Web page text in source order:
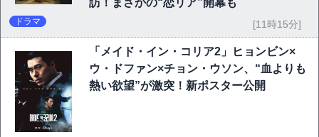
ドラマ [11時15分]
「メイド・イン・コリア2」ヒョンビン×
ウ・ドファン×チョン・ウソン、“血よりも
熱い欲望”が激突！新ポスター公開